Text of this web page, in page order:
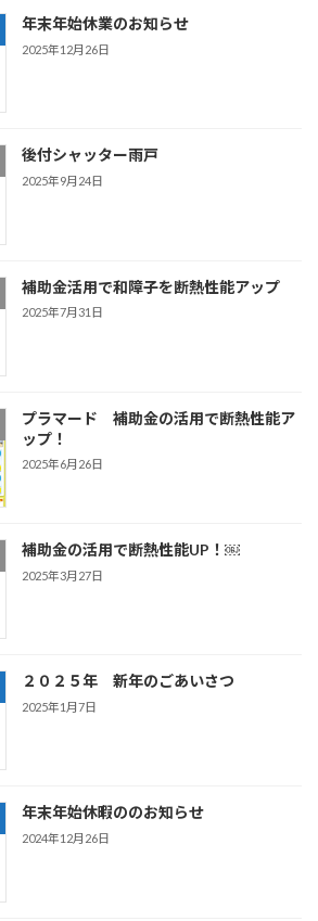
年末年始休業のお知らせ
2025年12月26日
後付シャッター雨戸
2025年9月24日
補助金活用で和障子を断熱性能アップ
2025年7月31日
プラマード 補助金の活用で断熱性能ア
ップ！
2025年6月26日
補助金の活用で断熱性能UP！￼
2025年3月27日
２０２５年 新年のごあいさつ
2025年1月7日
年末年始休暇ののお知らせ
2024年12月26日